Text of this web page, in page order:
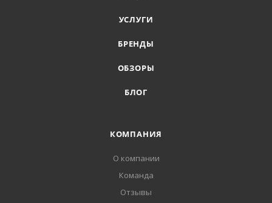
УСЛУГИ
БРЕНДЫ
ОБЗОРЫ
БЛОГ
КОМПАНИЯ
О компании
Команда
Отзывы